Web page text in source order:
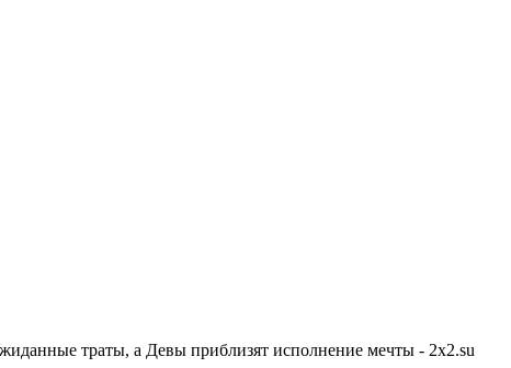
траты, а Девы приблизят исполнение мечты - 2x2.su